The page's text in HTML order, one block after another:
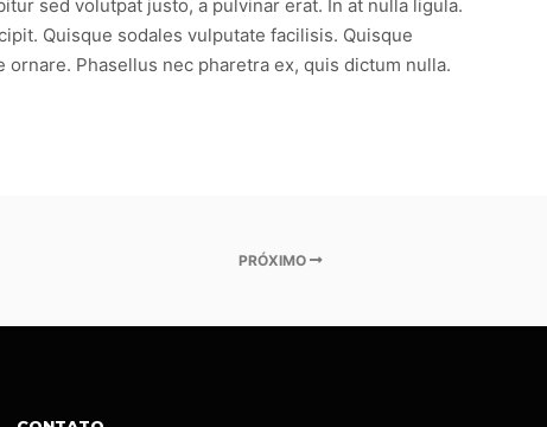
sed volutpat justo, a pulvinar erat. In at nulla ligula.
Quisque sodales vulputate facilisis. Quisque
Phasellus nec pharetra ex, quis dictum nulla.
PRÓXIMO